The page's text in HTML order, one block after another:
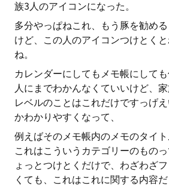
族3人のアイコンになった。
多分やっぱねこれ、もう豚を勧め
けど、この人のアイコンつけとく
ね。
カレンダーにしてもメモ帳にして
人にまでわかんなくていいけど、
レベルのことはこれだけですっげ
かわかりやすくなって、
例えばそのメモ帳内のメモのタイ
これはこういうカテゴリーのもの
ょっとつけとくだけで、わざわざ
くても、これはこれに関する内容